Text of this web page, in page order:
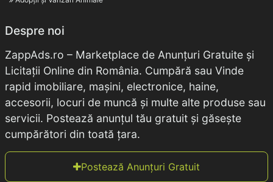
Despre noi
ZappAds.ro – Marketplace de Anunțuri Gratuite și
Licitații Online din România. Cumpără sau Vinde
rapid imobiliare, mașini, electronice, haine,
accesorii, locuri de muncă și multe alte produse sau
servicii. Postează anunțul tău gratuit și găsește
cumpărători din toată țara.
Postează Anunțuri Gratuit